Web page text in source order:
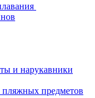
и нарукавники
пляжных предметов